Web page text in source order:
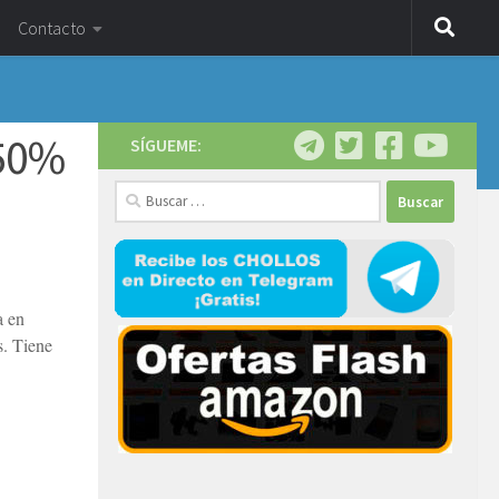
Contacto
en
Tiene
SÍGUEME:
Buscar: